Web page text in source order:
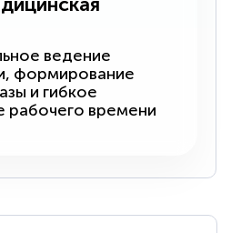
ведение
формирование
и гибкое
рабочего времени